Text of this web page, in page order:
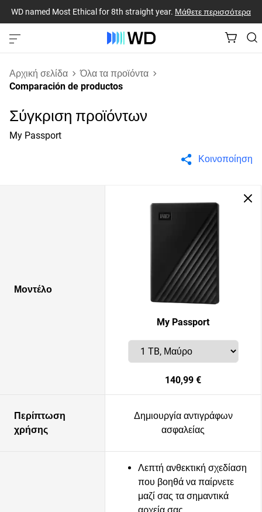
WD named Most Ethical for 8th straight year. Μάθετε περισσότερα
Αρχική σελίδα
Όλα τα προϊόντα
Comparación de productos
Σύγκριση προϊόντων
My Passport
Κοινοποίηση
Μοντέλο
My Passport
140,99 €
Περίπτωση
χρήσης
Δημιουργία αντιγράφων
ασφαλείας
Λεπτή ανθεκτική σχεδίαση
που βοηθά να παίρνετε
μαζί σας τα σημαντικά